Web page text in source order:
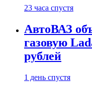
23 часа спустя
АвтоВАЗ
газовую
рублей
1 день спустя